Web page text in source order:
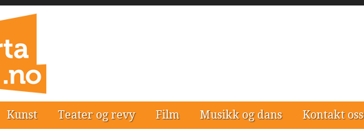
Kunst Teater og revy Film Musikk og dans Kontakt oss